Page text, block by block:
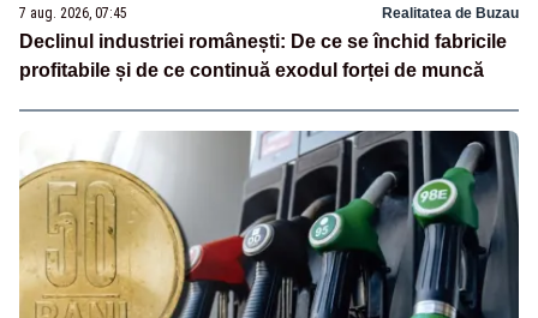
7 aug. 2026, 07:45 Realitatea de Buzau
Declinul industriei românești: De ce se închid fabricile
profitabile și de ce continuă exodul forței de muncă